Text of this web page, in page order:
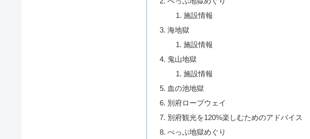
施設情報
海地獄
施設情報
鬼山地獄
施設情報
血の池地獄
別府ロープウェイ
別府観光を120%楽しむためのアドバイス
べっぷ地獄めぐり